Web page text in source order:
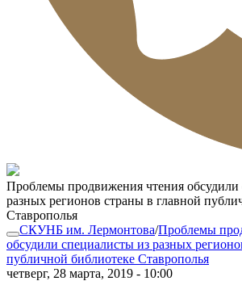
Проблемы продвижения чтения обсудили
разных регионов страны в главной
Ставрополья
СКУНБ им. Лермонтова/Проблемы
обсудили специалисты из разных
публичной библиотеке Ставрополья
четверг, 28 марта, 2019 - 10:00